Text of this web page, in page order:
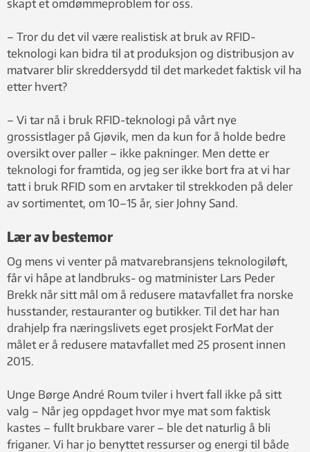
skapt et omdømmeproblem for oss.
– Tror du det vil være realistisk at bruk av RFID-
teknologi kan bidra til at produksjon og distribusjon av
matvarer blir skreddersydd til det markedet faktisk vil ha
etter hvert?
– Vi tar nå i bruk RFID-teknologi på vårt nye
grossistlager på Gjøvik, men da kun for å holde bedre
oversikt over paller – ikke pakninger. Men dette er
teknologi for framtida, og jeg ser ikke bort fra at vi har
tatt i bruk RFID som en arvtaker til strekkoden på deler
av sortimentet, om 10–15 år, sier Johny Sand.
Lær av bestemor
Og mens vi venter på matvarebransjens teknologiløft,
får vi håpe at landbruks- og matminister Lars Peder
Brekk når sitt mål om å redusere matavfallet fra norske
husstander, restauranter og butikker. Til det har han
drahjelp fra næringslivets eget prosjekt ForMat der
målet er å redusere matavfallet med 25 prosent innen
2015.
Unge Børge André Roum tviler i hvert fall ikke på sitt
valg – Når jeg oppdaget hvor mye mat som faktisk
kastes – fullt brukbare varer – ble det naturlig å bli
friganer. Vi har jo benyttet ressurser og energi til både